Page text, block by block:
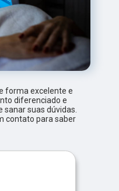
forma excelente e
diferenciado e
sanar suas dúvidas.
contato para saber